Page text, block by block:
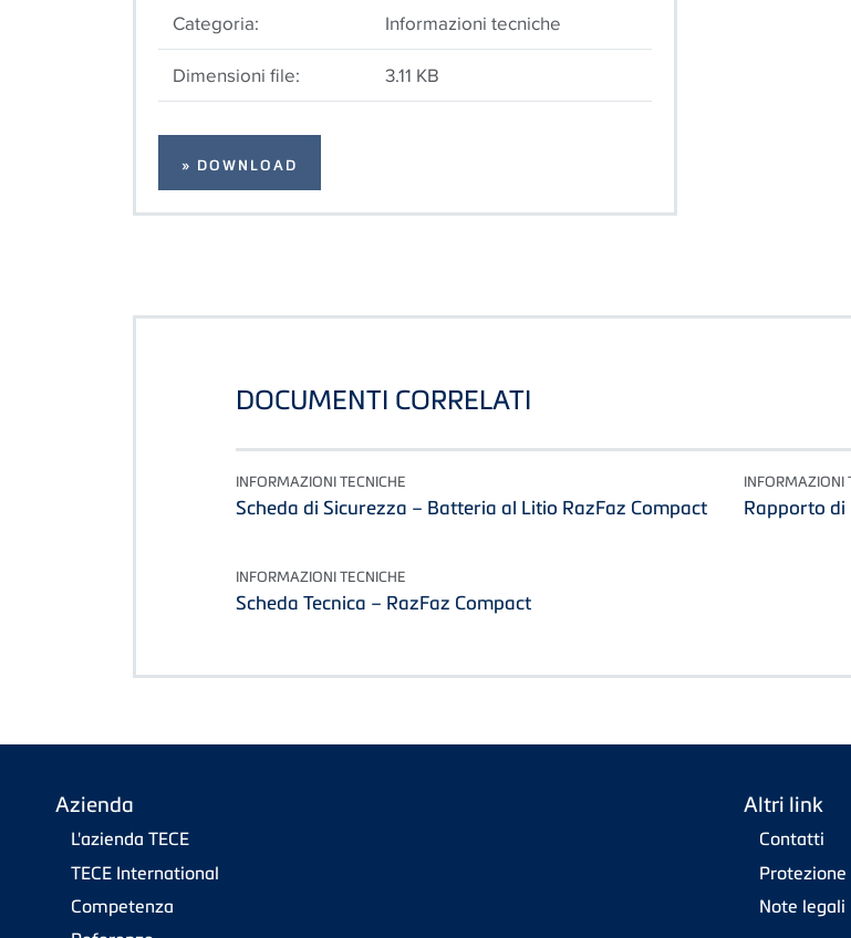
Categoria:
Informazioni tecniche
Dimensioni file:
3.11 KB
» DOWNLOAD
DOCUMENTI CORRELATI
INFORMAZIONI TECNICHE
Scheda di Sicurezza – Batteria al Litio RazFaz Compact
INFORMAZIONI
Rapporto di
INFORMAZIONI TECNICHE
Scheda Tecnica – RazFaz Compact
Azienda
L'azienda TECE
TECE International
Competenza
Altri link
Contatti
Note legali